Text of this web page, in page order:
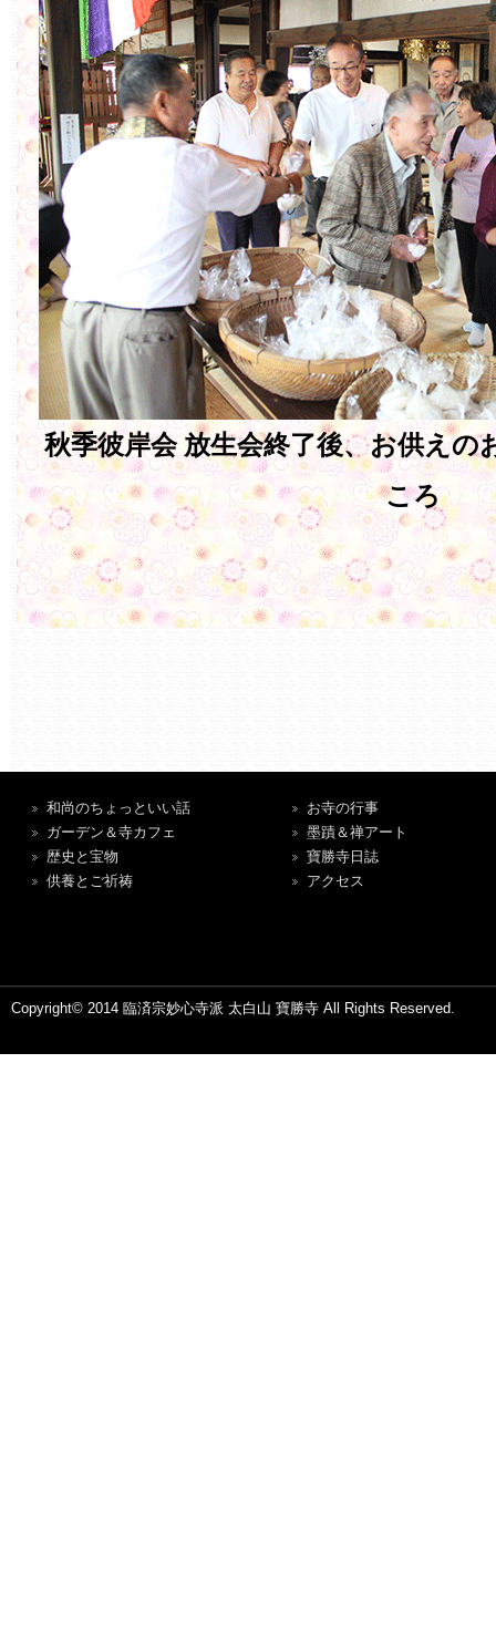
秋季彼岸会 放生会終了後、お供えの
ころ
和尚のちょっといい話
ガーデン＆寺カフェ
歴史と宝物
供養とご祈祷
お寺の行事
墨蹟＆禅アート
寶勝寺日誌
アクセス
Copyright© 2014 臨済宗妙心寺派 太白山 寶勝寺 All Rights Reserved.